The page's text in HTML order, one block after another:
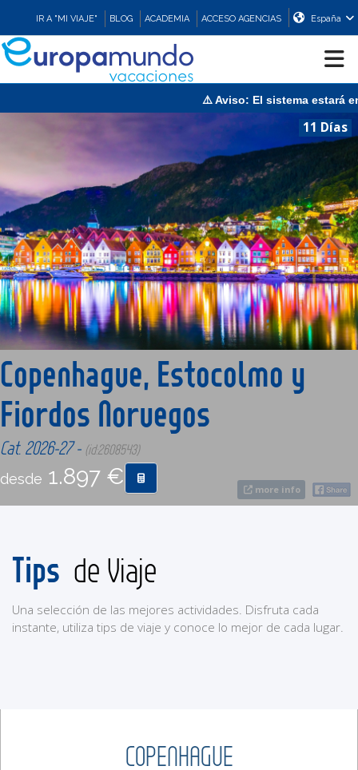
IR A "MI VIAJE" BLOG ACADEMIA ACCESO AGENCIAS España
CRUCEROS
ASIA
ORIENTE
PROMOCIONES
COMPRAR
⚠️ Aviso: El sistema estará en
11 Días
more info
Copenhague, Estocolmo y
Fiordos Noruegos
Cat. 2026-27 - (id:2608543)
desde 1.897 €
Tips de Viaje
Una selección de las mejores actividades. Disfruta cada
instante, utiliza tips de viaje y conoce lo mejor de cada lugar.
COPENHAGUE